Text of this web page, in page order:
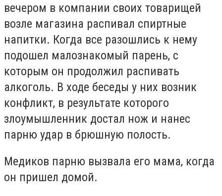
вечером в компании своих товарищей
возле магазина распивал спиртные
напитки. Когда все разошлись к нему
подошел малознакомый парень, с
которым он продолжил распивать
алкоголь. В ходе беседы у них возник
конфликт, в результате которого
злоумышленник достал нож и нанес
парню удар в брюшную полость.
Медиков парню вызвала его мама, когда
он пришел домой.